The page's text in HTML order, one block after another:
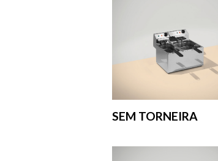
SEM TORNEIRA